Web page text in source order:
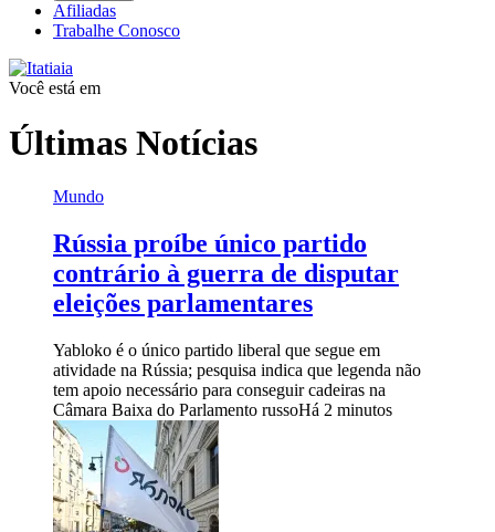
Afiliadas
Trabalhe Conosco
Você está em
Últimas Notícias
Mundo
Rússia proíbe único partido
contrário à guerra de disputar
eleições parlamentares
Yabloko é o único partido liberal que segue em
atividade na Rússia; pesquisa indica que legenda não
tem apoio necessário para conseguir cadeiras na
Câmara Baixa do Parlamento russoHá 2 minutos